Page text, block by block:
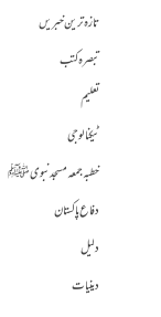
تازہ ترین خبریں
تبصرہ کتب
تعلیم
ٹیکنالوجی
خطبہ جمعہ مسجد نبوی ﷺ
دفاع پاکستان
دلیل
دینیات